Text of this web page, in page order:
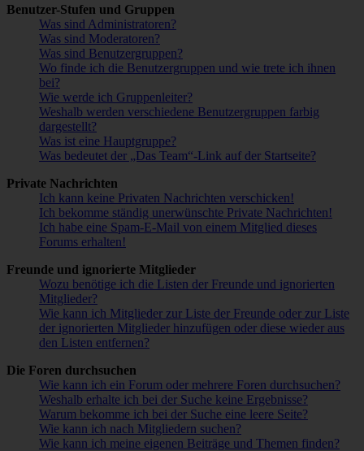
Benutzer-Stufen und Gruppen
Was sind Administratoren?
Was sind Moderatoren?
Was sind Benutzergruppen?
Wo finde ich die Benutzergruppen und wie trete ich ihnen
bei?
Wie werde ich Gruppenleiter?
Weshalb werden verschiedene Benutzergruppen farbig
dargestellt?
Was ist eine Hauptgruppe?
Was bedeutet der „Das Team“-Link auf der Startseite?
Private Nachrichten
Ich kann keine Privaten Nachrichten verschicken!
Ich bekomme ständig unerwünschte Private Nachrichten!
Ich habe eine Spam-E-Mail von einem Mitglied dieses
Forums erhalten!
Freunde und ignorierte Mitglieder
Wozu benötige ich die Listen der Freunde und ignorierten
Mitglieder?
Wie kann ich Mitglieder zur Liste der Freunde oder zur Liste
der ignorierten Mitglieder hinzufügen oder diese wieder aus
den Listen entfernen?
Die Foren durchsuchen
Wie kann ich ein Forum oder mehrere Foren durchsuchen?
Weshalb erhalte ich bei der Suche keine Ergebnisse?
Warum bekomme ich bei der Suche eine leere Seite?
Wie kann ich nach Mitgliedern suchen?
Wie kann ich meine eigenen Beiträge und Themen finden?